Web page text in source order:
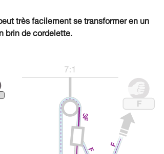
très facilement se transformer en un
brin de cordelette.